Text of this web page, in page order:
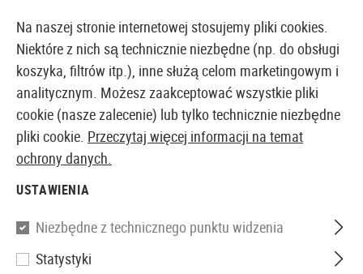
EUROPEJSKI AIRSOFT SKLEP I HURTOWNIA
Strona główna
Radioactive Rubber Patch
Na naszej stronie internetowej stosujemy pliki cookies.
Niektóre z nich są technicznie niezbędne (np. do obsługi
koszyka, filtrów itp.), inne służą celom marketingowym i
analitycznym. Możesz zaakceptować wszystkie pliki
cookie (nasze zalecenie) lub tylko technicznie niezbędne
pliki cookie. Przeczytaj więcej informacji na temat
ochrony danych.
USTAWIENIA
Niezbędne z technicznego punktu widzenia
Statystyki